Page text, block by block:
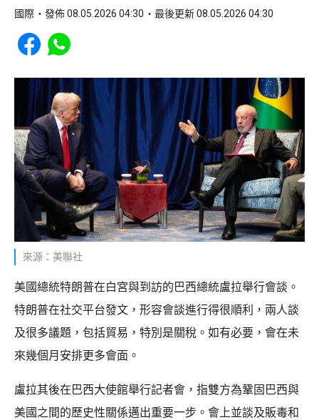
國際 發佈 08.05.2026 04:30 最後更新 08.05.2026 04:30
Share to Facebook
Share to WhatsApp
來源：美聯社
美國總統特朗普在白宮與到訪的巴西總統盧拉舉行會談。
特朗普在社交平台發文，形容會談進行得很順利，兩人談
及很多議題，包括貿易，特別是關稅。如有必要，會在未
來幾個月安排更多會面。
盧拉其後在巴西大使館舉行記者會，指雙方為鞏固巴西與
美國之間的歷史性關係邁出重要一步。會上並談及販毒和